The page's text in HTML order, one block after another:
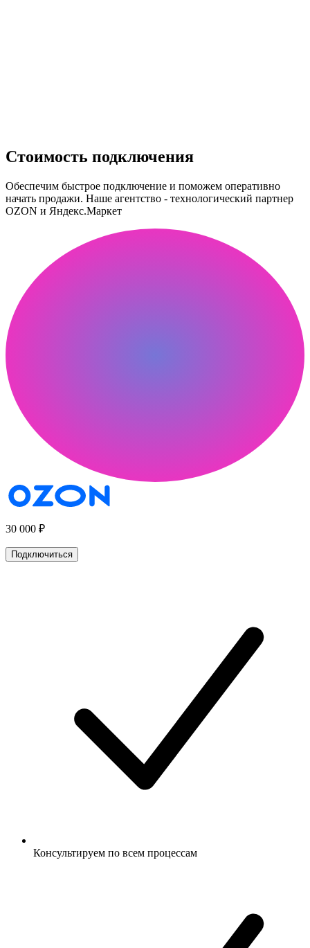
Стоимость подключения
Обеспечим быстрое подключение и поможем оперативно
начать продажи. Наше агентство - технологический партнер
OZON и Яндекс.Маркет
30 000 ₽
Подключиться
Консультируем по всем процессам